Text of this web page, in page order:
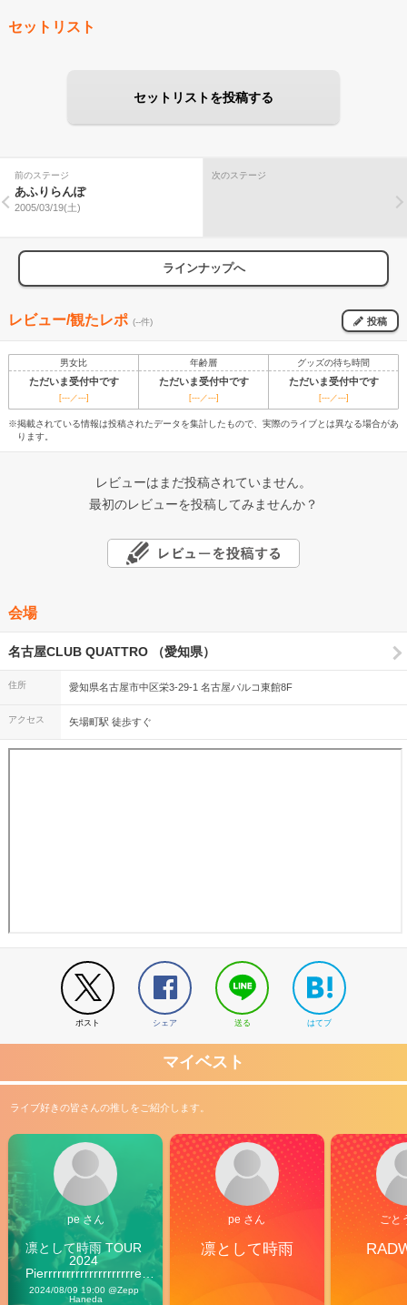
セットリスト
セットリストを投稿する
前のステージ
あふりらんぽ
2005/03/19(土)
次のステージ
ラインナップへ
レビュー/観たレポ (--件) 投稿
男女比 年齢層 グッズの待ち時間
ただいま受付中です ただいま受付中です ただいま受付中です
[---／---] [---／---] [---／---]
※掲載されている情報は投稿されたデータを集計したもので、実際のライブとは異なる場合があ
ります。
レビューはまだ投稿されていません。
最初のレビューを投稿してみませんか？
会場
名古屋CLUB QUATTRO （愛知県）
住所 愛知県名古屋市中区栄3-29-1 名古屋パルコ東館8F
アクセス 矢場町駅 徒歩すぐ
ポスト シェア 送る はてブ
マイベスト
ライブ好きの皆さんの推しをご紹介します。
pe さん
凛として時雨 TOUR
2024
Pierrrrrrrrrrrrrrrrrrrre
Vibes
2024/08/09 19:00 @Zepp
Haneda
pe さん
凛として時雨
ごと